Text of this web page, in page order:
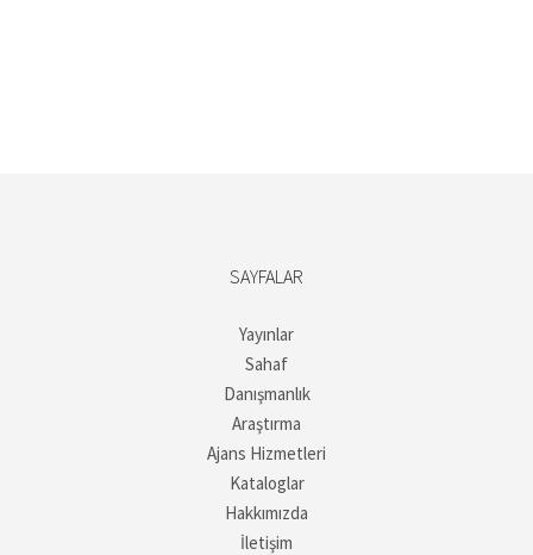
SAYFALAR
Yayınlar
Sahaf
Danışmanlık
Araştırma
Ajans Hizmetleri
Kataloglar
Hakkımızda
İletişim